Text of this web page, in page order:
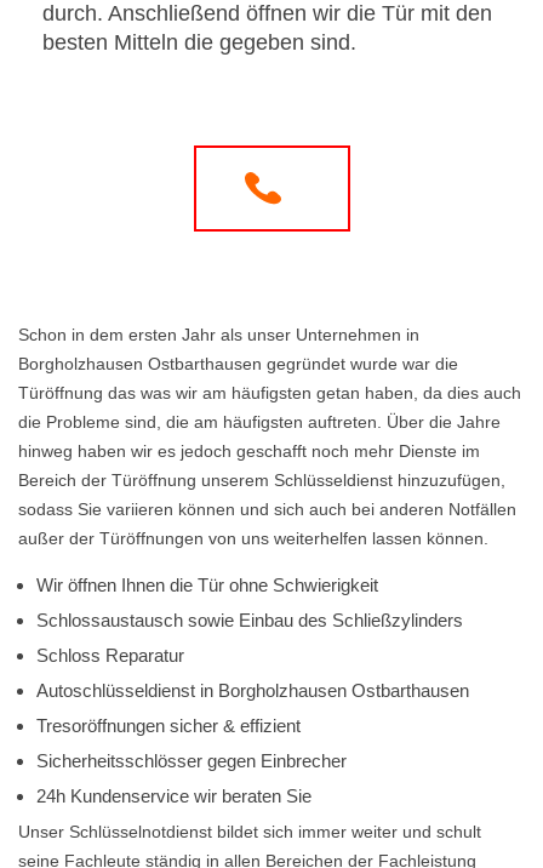
durch. Anschließend öffnen wir die Tür mit den
besten Mitteln die gegeben sind.
Schon in dem ersten Jahr als unser Unternehmen in
Borgholzhausen Ostbarthausen gegründet wurde war die
Türöffnung das was wir am häufigsten getan haben, da dies auch
die Probleme sind, die am häufigsten auftreten. Über die Jahre
hinweg haben wir es jedoch geschafft noch mehr Dienste im
Bereich der Türöffnung unserem Schlüsseldienst hinzuzufügen,
sodass Sie variieren können und sich auch bei anderen Notfällen
außer der Türöffnungen von uns weiterhelfen lassen können.
Wir öffnen Ihnen die Tür ohne Schwierigkeit
Schlossaustausch sowie Einbau des Schließzylinders
Schloss Reparatur
Autoschlüsseldienst in Borgholzhausen Ostbarthausen
Tresoröffnungen sicher & effizient
Sicherheitsschlösser gegen Einbrecher
24h Kundenservice wir beraten Sie
Unser Schlüsselnotdienst bildet sich immer weiter und schult
seine Fachleute ständig in allen Bereichen der Fachleistung